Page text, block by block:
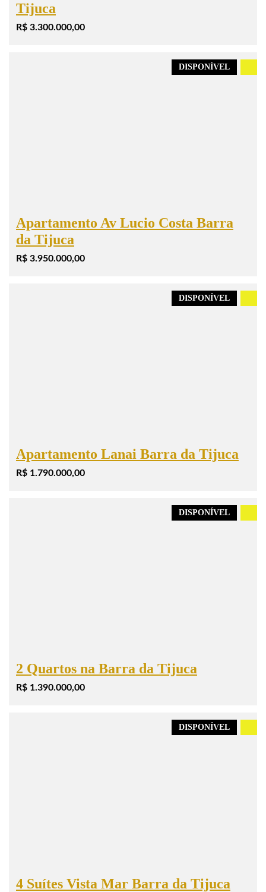
Tijuca
R$ 3.300.000,00
DISPONÍVEL
Apartamento Av Lucio Costa Barra
da Tijuca
R$ 3.950.000,00
DISPONÍVEL
Apartamento Lanai Barra da Tijuca
R$ 1.790.000,00
DISPONÍVEL
2 Quartos na Barra da Tijuca
R$ 1.390.000,00
DISPONÍVEL
4 Suítes Vista Mar Barra da Tijuca